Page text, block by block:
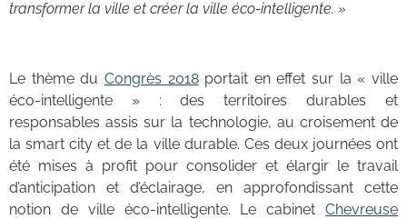
transformer la ville et créer la ville éco-intelligente. »
Le thème du Congrès 2018portait en effet sur la « ville
éco-intelligente » : des territoires durables et
responsables assis sur la technologie, au croisement de
la smart city et de la ville durable. Ces deux journées ont
été mises à profit pour consolider et élargir le travail
d’anticipation et d’éclairage, en approfondissant cette
notion de ville éco-intelligente. Le cabinet Chevreuse